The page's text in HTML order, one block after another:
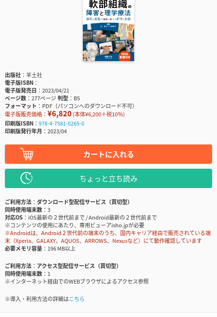
出版社
羊土社
電子版ISBN
電子版発売日
2023/04/21
ページ数
277ページ判型
B5
フォーマット
PDF（パソコンへのダウンロード不可）
電子版販売価格： ¥6,820(本体¥6,200＋税10％)
印刷版ISBN
978-4-7581-0265-0
印刷版発行年月
2023/04
カートに入れる
ちょっと立ち読み
ご利用方法
ダウンロード型配信サービス（買切型）
同時使用端末数
3
対応OS
iOS最新の２世代前まで / Android最新の２世代前まで
※コンテンツの使用にあたり、専用ビューアisho.jpが必要
※Androidは、Android２世代前の端末のうち、国内キャリア経由で販売されている端
末（Xperia、GALAXY、AQUOS、ARROWS、Nexusなど）にて動作確認しています
必要メモリ容量
196 MB以上
ご利用方法
アクセス型配信サービス（買切型）
同時使用端末数
1
※インターネット経由でのWEBブラウザによるアクセス参照
※導入・利用方法の詳細はこちら